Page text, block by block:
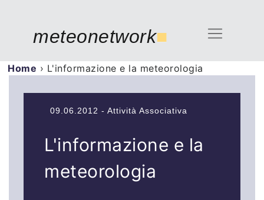
meteonetwork■
Home › L'informazione e la meteorologia
09.06.2012 - Attività Associativa
L'informazione e la
meteorologia